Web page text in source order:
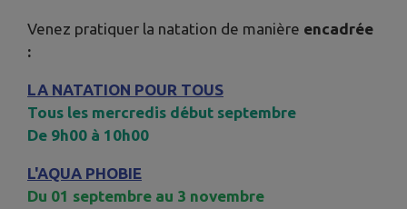
Venez pratiquer la natation de manière encadrée
:
LA NATATION POUR TOUS
Tous les mercredis début septembre
De 9h00 à 10h00
L'AQUA PHOBIE
Du 01 septembre au 3 novembre